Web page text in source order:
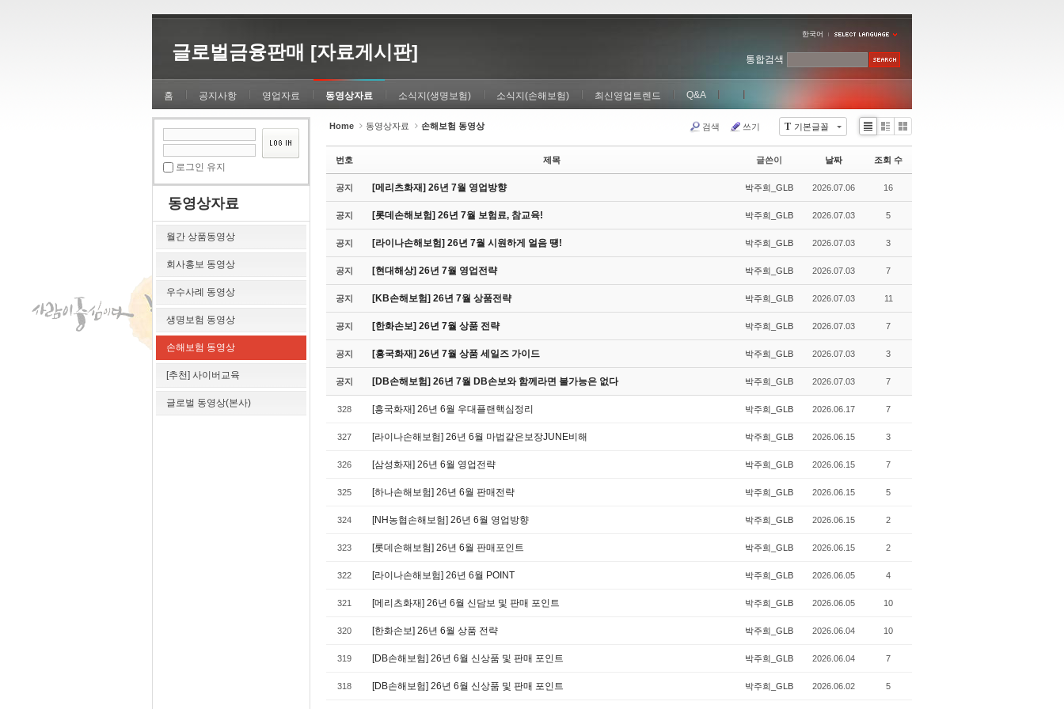
글로벌금융판매 [자료게시판]
한국어
홈 공지사항 영업자료 동영상자료 소식지(생명보험) 소식지(손해보험) 최신영업트렌드 Q&A
통합검색
로그인 유지
동영상자료
월간 상품동영상
회사홍보 동영상
우수사례 동영상
생명보험 동영상
손해보험 동영상
[추천] 사이버교육
글로벌 동영상(본사)
Home 동영상자료 손해보험 동영상 T 기본글꼴
검색 쓰기
Li
Zi
e
G
le
번호 제목 글쓴이 날짜 조회 수
공지 [메리츠화재] 26년 7월 영업방향 박주희_GLB 2026.07.06 16
공지 [롯데손해보험] 26년 7월 보험료, 참교육! 박주희_GLB 2026.07.03 5
공지 [라이나손해보험] 26년 7월 시원하게 얼음 떙! 박주희_GLB 2026.07.03 3
공지 [현대해상] 26년 7월 영업전략 박주희_GLB 2026.07.03 7
공지 [KB손해보험] 26년 7월 상품전략 박주희_GLB 2026.07.03 11
공지 [한화손보] 26년 7월 상품 전략 박주희_GLB 2026.07.03 7
공지 [흥국화재] 26년 7월 상품 세일즈 가이드 박주희_GLB 2026.07.03 3
공지 [DB손해보험] 26년 7월 DB손보와 함께라면 불가능은 없다 박주희_GLB 2026.07.03 7
328 [흥국화재] 26년 6월 우대플랜핵심정리 박주희_GLB 2026.06.17 7
327 [라이나손해보험] 26년 6월 마법같은보장JUNE비해 박주희_GLB 2026.06.15 3
326 [삼성화재] 26년 6월 영업전략 박주희_GLB 2026.06.15 7
325 [하나손해보험] 26년 6월 판매전략 박주희_GLB 2026.06.15 5
324 [NH농협손해보험] 26년 6월 영업방향 박주희_GLB 2026.06.15 2
323 [롯데손해보험] 26년 6월 판매포인트 박주희_GLB 2026.06.15 2
322 [라이나손해보험] 26년 6월 POINT 박주희_GLB 2026.06.05 4
321 [메리츠화재] 26년 6월 신담보 및 판매 포인트 박주희_GLB 2026.06.05 10
320 [한화손보] 26년 6월 상품 전략 박주희_GLB 2026.06.04 10
319 [DB손해보험] 26년 6월 신상품 및 판매 포인트 박주희_GLB 2026.06.04 7
318 [DB손해보험] 26년 6월 신상품 및 판매 포인트 박주희_GLB 2026.06.02 5
Sketchbook5, 스케치북5
Sketchbook5, 스케치북5
Sketchbook5, 스케치북5
Sketchbook5, 스케치북5